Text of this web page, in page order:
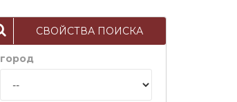
СВОЙСТВА ПОИСКА
город